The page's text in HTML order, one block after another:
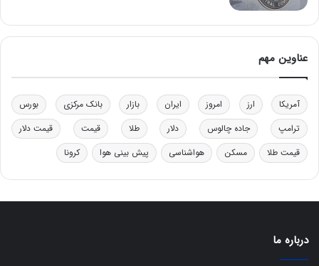
ی
ت
و
ل
د
خ
و
د
ر
و
ی
ک
ی
عناوین مهم
آمریکا ارز امروز ایران بازار بانک مرکزی
بورس
ترامپ
جاده چالوس دلار طلا قیمت
قیمت دلار
قیمت طلا
مسکن هواشناسی پیش بینی هوا کرونا
درباره ما